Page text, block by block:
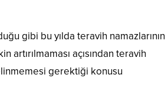
gibi bu yılda teravih namazlarının
artırılmaması açısından teravih
gerektiği konusu